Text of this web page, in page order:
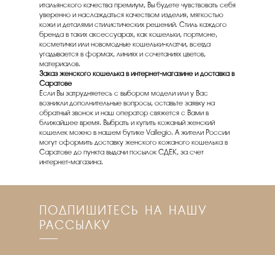
итальянского качества премиум, Вы будете чувствовать себя
уверенно и наслаждаться качеством изделия, мягкостью
кожи и деталями стилистических решений. Стиль каждого
бренда в таких аксессуарах, как кошельки, портмоне,
косметички или новомодные кошельки-клатчи, всегда
угадывается в формах, линиях и сочетаниях цветов,
материалов.
Заказ женского кошелька в интернет-магазине и доставка в
Саратове
Если Вы затрудняетесь с выбором модели или у Вас
возникли дополнительные вопросы, оставьте заявку на
обратный звонок и наш оператор свяжется с Вами в
ближайшее время. Выбрать и купить кожаный женский
кошелек можно в нашем бутике Vallegio. А жители России
могут оформить доставку женского кожаного кошелька в
Саратове до пункта выдачи посылок СДЕК, за счет
интернет-магазина.
ПОДПИШИТЕСЬ НА НАШУ
РАССЫЛКУ